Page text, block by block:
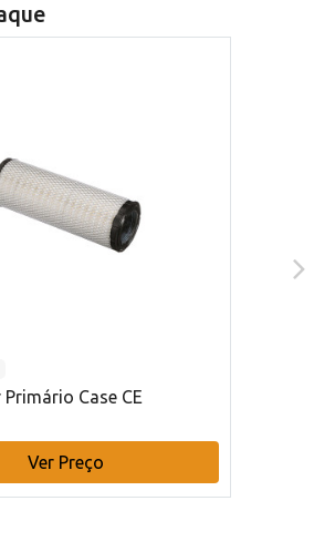
Case CE
Ver Preço